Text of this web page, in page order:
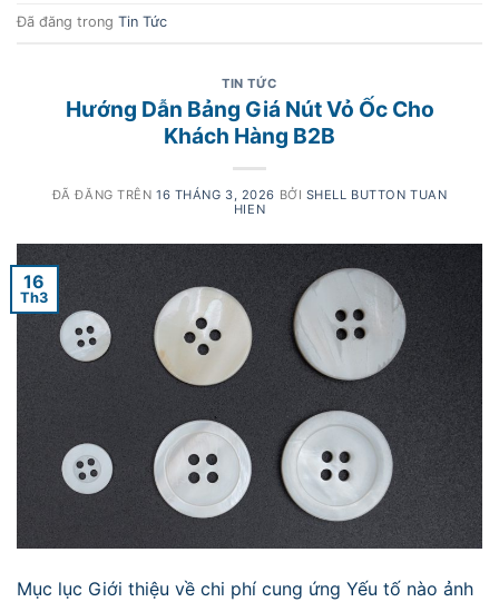
Đã đăng trong Tin Tức
TIN TỨC
Hướng Dẫn Bảng Giá Nút Vỏ Ốc Cho
Khách Hàng B2B
ĐÃ ĐĂNG TRÊN 16 THÁNG 3, 2026 BỞI SHELL BUTTON TUAN
HIEN
16
Th3
Mục lục Giới thiệu về chi phí cung ứng Yếu tố nào ảnh